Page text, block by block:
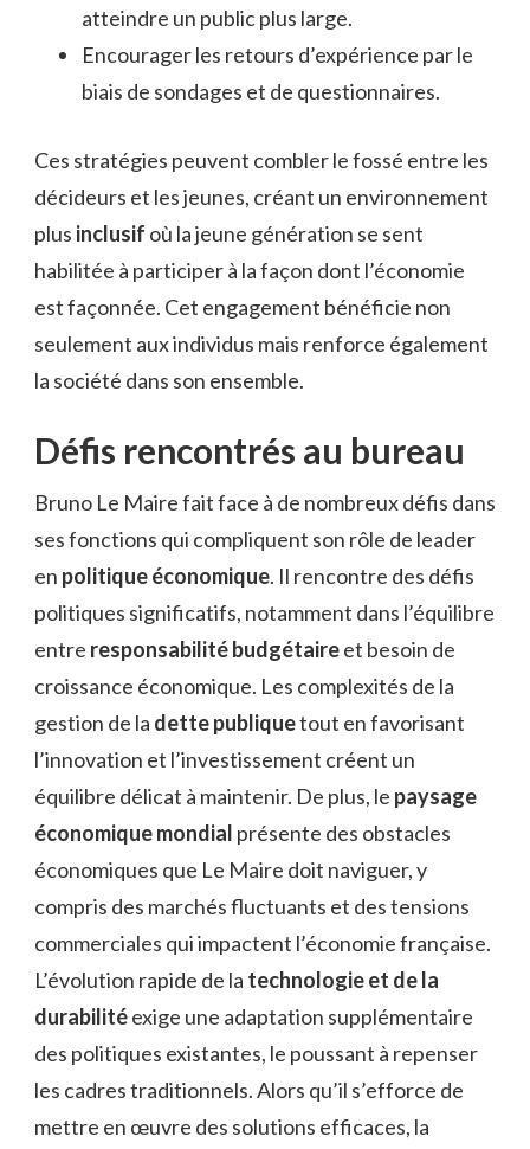
atteindre un public plus large.
Encourager les retours d’expérience par le
biais de sondages et de questionnaires.
Ces stratégies peuvent combler le fossé entre les
décideurs et les jeunes, créant un environnement
plus inclusif où la jeune génération se sent
habilitée à participer à la façon dont l’économie
est façonnée. Cet engagement bénéficie non
seulement aux individus mais renforce également
la société dans son ensemble.
Défis rencontrés au bureau
Bruno Le Maire fait face à de nombreux défis dans
ses fonctions qui compliquent son rôle de leader
en politique économique. Il rencontre des défis
politiques significatifs, notamment dans l’équilibre
entre responsabilité budgétaireet besoin de
croissance économique. Les complexités de la
gestion de la dette publiquetout en favorisant
l’innovation et l’investissement créent un
équilibre délicat à maintenir. De plus, le paysage
économique mondial présente des obstacles
économiques que Le Maire doit naviguer, y
compris des marchés fluctuants et des tensions
commerciales qui impactent l’économie française.
L’évolution rapide de la technologie et de la
durabilitéexige une adaptation supplémentaire
des politiques existantes, le poussant à repenser
les cadres traditionnels. Alors qu’il s’efforce de
mettre en œuvre des solutions efficaces, la